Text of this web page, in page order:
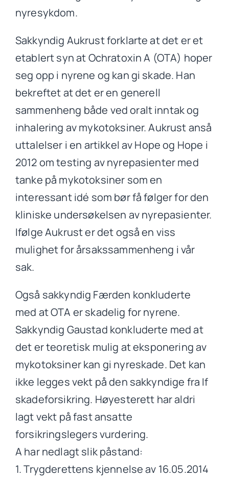
nyresykdom.
Sakkyndig Aukrust forklarte at det er et
etablert syn at Ochratoxin A (OTA) hoper
seg opp i nyrene og kan gi skade. Han
bekreftet at det er en generell
sammenheng både ved oralt inntak og
inhalering av mykotoksiner. Aukrust anså
uttalelser i en artikkel av Hope og Hope i
2012 om testing av nyrepasienter med
tanke på mykotoksiner som en
interessant idé som bør få følger for den
kliniske undersøkelsen av nyrepasienter.
Ifølge Aukrust er det også en viss
mulighet for årsakssammenheng i vår
sak.
Også sakkyndig Færden konkluderte
med at OTA er skadelig for nyrene.
Sakkyndig Gaustad konkluderte med at
det er teoretisk mulig at eksponering av
mykotoksiner kan gi nyreskade. Det kan
ikke legges vekt på den sakkyndige fra If
skadeforsikring. Høyesterett har aldri
lagt vekt på fast ansatte
forsikringslegers vurdering.
A har nedlagt slik påstand:
1. Trygderettens kjennelse av 16.05.2014